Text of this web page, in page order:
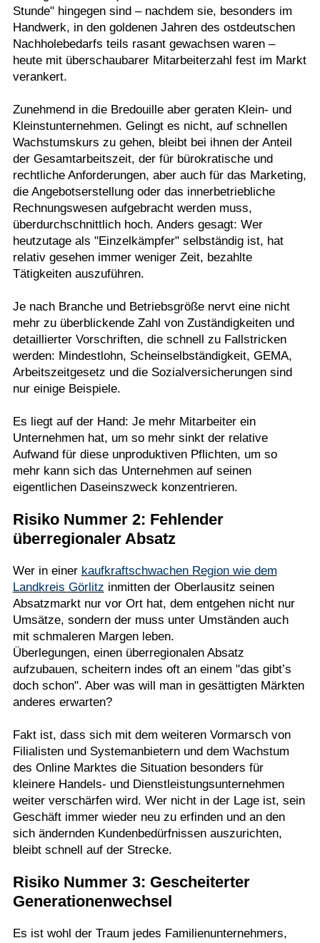
Stunde" hingegen sind – nachdem sie, besonders im
Handwerk, in den goldenen Jahren des ostdeutschen
Nachholebedarfs teils rasant gewachsen waren –
heute mit überschaubarer Mitarbeiterzahl fest im Markt
verankert.
Zunehmend in die Bredouille aber geraten Klein- und
Kleinstunternehmen. Gelingt es nicht, auf schnellen
Wachstumskurs zu gehen, bleibt bei ihnen der Anteil
der Gesamtarbeitszeit, der für bürokratische und
rechtliche Anforderungen, aber auch für das Marketing,
die Angebotserstellung oder das innerbetriebliche
Rechnungswesen aufgebracht werden muss,
überdurchschnittlich hoch. Anders gesagt: Wer
heutzutage als "Einzelkämpfer" selbständig ist, hat
relativ gesehen immer weniger Zeit, bezahlte
Tätigkeiten auszuführen.
Je nach Branche und Betriebsgröße nervt eine nicht
mehr zu überblickende Zahl von Zuständigkeiten und
detaillierter Vorschriften, die schnell zu Fallstricken
werden: Mindestlohn, Scheinselbständigkeit, GEMA,
Arbeitszeitgesetz und die Sozialversicherungen sind
nur einige Beispiele.
Es liegt auf der Hand: Je mehr Mitarbeiter ein
Unternehmen hat, um so mehr sinkt der relative
Aufwand für diese unproduktiven Pflichten, um so
mehr kann sich das Unternehmen auf seinen
eigentlichen Daseinszweck konzentrieren.
Risiko Nummer 2: Fehlender
überregionaler Absatz
Wer in einer kaufkraftschwachen Region wie dem
Landkreis Görlitz inmitten der Oberlausitz seinen
Absatzmarkt nur vor Ort hat, dem entgehen nicht nur
Umsätze, sondern der muss unter Umständen auch
mit schmaleren Margen leben.
Überlegungen, einen überregionalen Absatz
aufzubauen, scheitern indes oft an einem "das gibt’s
doch schon". Aber was will man in gesättigten Märkten
anderes erwarten?
Fakt ist, dass sich mit dem weiteren Vormarsch von
Filialisten und Systemanbietern und dem Wachstum
des Online Marktes die Situation besonders für
kleinere Handels- und Dienstleistungsunternehmen
weiter verschärfen wird. Wer nicht in der Lage ist, sein
Geschäft immer wieder neu zu erfinden und an den
sich ändernden Kundenbedürfnissen auszurichten,
bleibt schnell auf der Strecke.
Risiko Nummer 3: Gescheiterter
Generationenwechsel
Es ist wohl der Traum jedes Familienunternehmers,